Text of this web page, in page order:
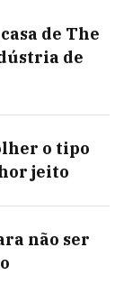
de The
de
o tipo
jeito
não ser